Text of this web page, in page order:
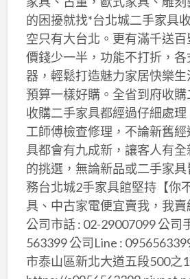
的困擾就找*台北城二手家具
空只有大台北。更有滿千送百
價錢少一半，功能不打折，
器，輕鬆打造魅力家居快樂
預算一樣好購。全省到府收
收購二手家具都經過仔細處
工師傅檢查修理，不論新舊
具都會有九成新，讓客人有
的挑選，無論新品或二手家
務台北城2手家具館堅持【你
具、中古家電便宜賣我，我賣
公司市話 : 02-29007099 公司
563399 公司Line :
市泰山區新北大道五段500之